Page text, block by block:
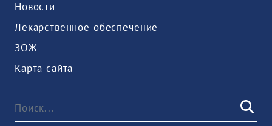
Новости
Лекарственное обеспечение
ЗОЖ
Карта сайта